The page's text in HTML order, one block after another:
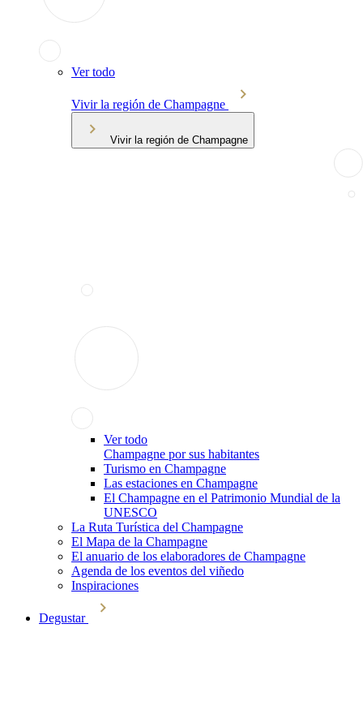
Ver todo
Vivir la región de Champagne
Vivir la región de Champagne
Ver todo
Champagne por sus habitantes
Turismo en Champagne
Las estaciones en Champagne
El Champagne en el Patrimonio Mundial de la
UNESCO
La Ruta Turística del Champagne
El Mapa de la Champagne
El anuario de los elaboradores de Champagne
Agenda de los eventos del viñedo
Inspiraciones
Degustar